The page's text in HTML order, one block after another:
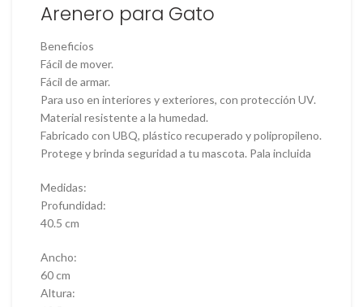
Arenero para Gato
Beneficios
Fácil de mover.
Fácil de armar.
Para uso en interiores y exteriores, con protección UV.
Material resistente a la humedad.
Fabricado con UBQ, plástico recuperado y polipropileno.
Protege y brinda seguridad a tu mascota. Pala incluida
Medidas:
Profundidad:
40.5 cm
Ancho:
60 cm
Altura: